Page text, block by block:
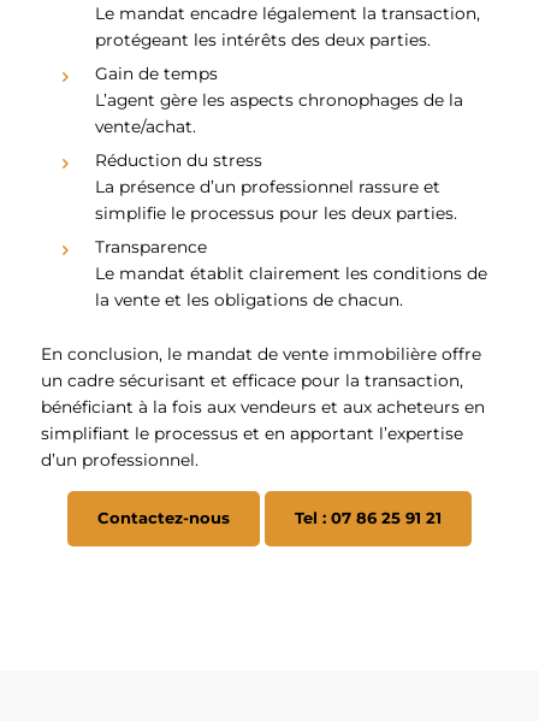
Le mandat encadre légalement la transaction,
protégeant les intérêts des deux parties.
Gain de temps
L’agent gère les aspects chronophages de la
vente/achat.
Réduction du stress
La présence d’un professionnel rassure et
simplifie le processus pour les deux parties.
Transparence
Le mandat établit clairement les conditions de
la vente et les obligations de chacun.
En conclusion, le mandat de vente immobilière offre
un cadre sécurisant et efficace pour la transaction,
bénéficiant à la fois aux vendeurs et aux acheteurs en
simplifiant le processus et en apportant l’expertise
d’un professionnel.
Contactez-nous Tel : 07 86 25 91 21